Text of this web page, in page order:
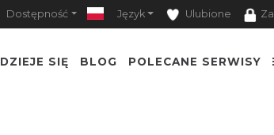
Dostępność Język Ulubione
DZIEJE SIĘ BLOG POLECANE SERWISY